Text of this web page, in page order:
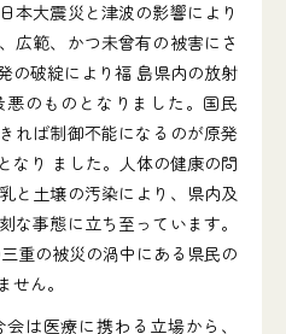
本大震災と津波の影響により
広範、かつ未曾有の被害にさ
の破綻により福 島県内の放射
のものとなりました。国民
れば制御不能になるのが原発
なり ました。人体の健康の問
と土壌の汚染により、県内及
な事態に立ち至っています。
重の被災の渦中にある県民の
ん。
は医療に携わる立場から、